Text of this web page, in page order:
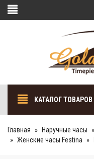
КАТАЛОГ ТОВАРОВ
Главная Наручные часы
Женские часы Festina